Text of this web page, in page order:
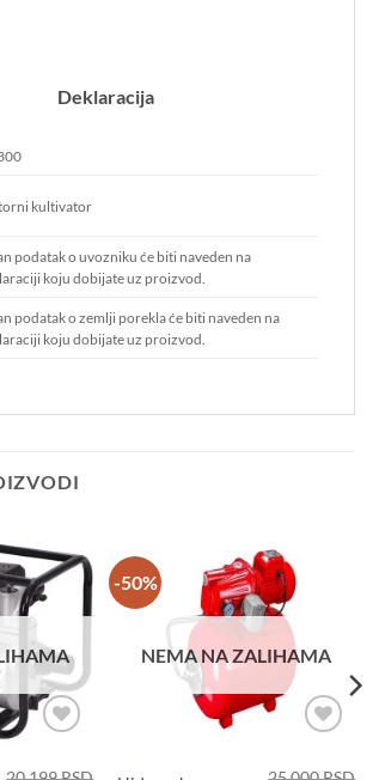
Deklaracija
kultivator
podatak o uvozniku će biti naveden na
koju dobijate uz proizvod.
podatak o zemlji porekla će biti naveden na
koju dobijate uz proizvod.
-50%
NEMA NA ZALIHAMA